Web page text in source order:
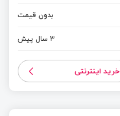
بدون قیمت
3 سال پیش
خرید اینترنتی